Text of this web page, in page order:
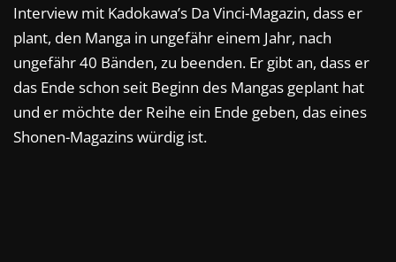
Interview mit Kadokawa’s Da Vinci-Magazin, dass er
plant, den Manga in ungefähr einem Jahr, nach
ungefähr 40 Bänden, zu beenden. Er gibt an, dass er
das Ende schon seit Beginn des Mangas geplant hat
und er möchte der Reihe ein Ende geben, das eines
Shonen-Magazins würdig ist.